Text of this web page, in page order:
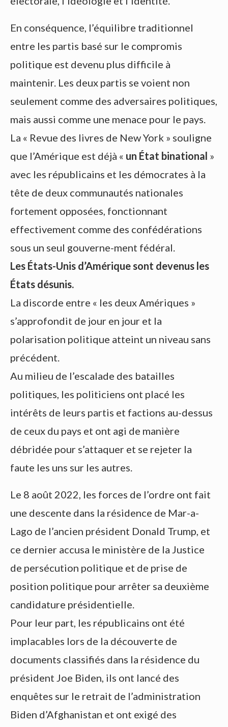
En conséquence, l’équilibre traditionnel
entre les partis basé sur le compromis
politique est devenu plus difficile à
maintenir. Les deux partis se voient non
seulement comme des adversaires politiques,
mais aussi comme une menace pour le pays.
La « Revue des livres de New York » souligne
que l’Amérique est déjà « un État binational »
avec les républicains et les démocrates à la
tête de deux communautés nationales
fortement opposées, fonctionnant
effectivement comme des confédérations
sous un seul gouverne-ment fédéral.
Les États-Unis d’Amérique sont devenus les
États désunis.
La discorde entre « les deux Amériques »
s’approfondit de jour en jour et la
polarisation politique atteint un niveau sans
précédent.
Au milieu de l’escalade des batailles
politiques, les politiciens ont placé les
intérêts de leurs partis et factions au-dessus
de ceux du pays et ont agi de manière
débridée pour s’attaquer et se rejeter la
faute les uns sur les autres.
Le 8 août 2022, les forces de l’ordre ont fait
une descente dans la résidence de Mar-a-
Lago de l’ancien président Donald Trump, et
ce dernier accusa le ministère de la Justice
de persécution politique et de prise de
position politique pour arrêter sa deuxième
candidature présidentielle.
Pour leur part, les républicains ont été
implacables lors de la découverte de
documents classifiés dans la résidence du
président Joe Biden, ils ont lancé des
enquêtes sur le retrait de l’administration
Biden d’Afghanistan et ont exigé des